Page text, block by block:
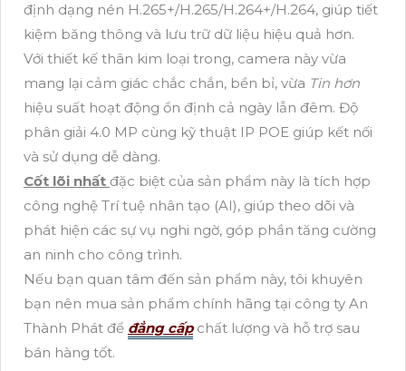
định dạng nén H.265+/H.265/H.264+/H.264, giúp tiết
kiệm băng thông và lưu trữ dữ liệu hiệu quả hơn.
Với thiết kế thân kim loại trong, camera này vừa
mang lại cảm giác chắc chắn, bền bỉ, vừa Tin hơn
hiệu suất hoạt động ổn định cả ngày lẫn đêm. Độ
phân giải 4.0 MP cùng kỹ thuật IP POE giúp kết nối
và sử dụng dễ dàng.
Cốt lõi nhất đặc biệt của sản phẩm này là tích hợp
công nghệ Trí tuệ nhân tạo (AI), giúp theo dõi và
phát hiện các sự vụ nghi ngờ, góp phần tăng cường
an ninh cho công trình.
Nếu bạn quan tâm đến sản phẩm này, tôi khuyên
bạn nên mua sản phẩm chính hãng tại công ty An
Thành Phát để đẳng cấpchất lượng và hỗ trợ sau
bán hàng tốt.